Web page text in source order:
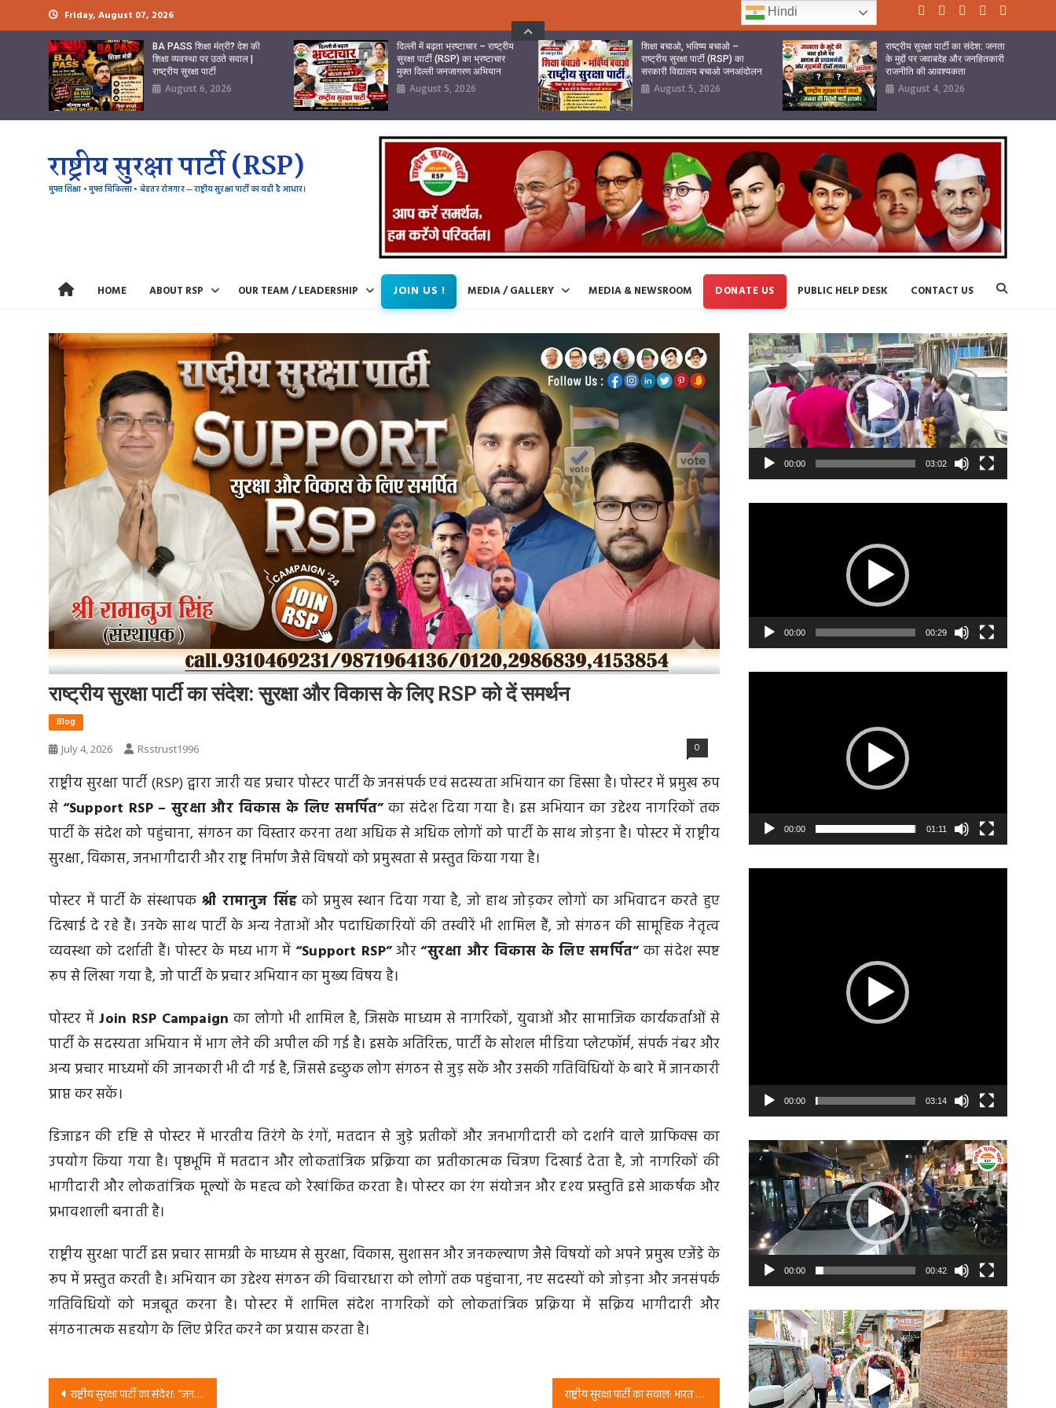
to
Friday, August 07, 2026
BA PASS शिक्षा मंत्री? देश की
शिक्षा व्यवस्था पर उठते सवाल |
राष्ट्रीय सुरक्षा पार्टी
August 6, 2026
दिल्ली में बढ़ता भ्रष्टाचार – राष्ट्रीय
सुरक्षा पार्टी (RSP) का भ्रष्टाचार
मुक्त दिल्ली जनजागरण अभियान
August 5, 2026
शिक्षा बचाओ, भविष्य बचाओ –
राष्ट्रीय सुरक्षा पार्टी (RSP) का
सरकारी विद्यालय बचाओ जनआंदोलन
August 5, 2026
राष्ट्रीय सुरक्षा पार्टी का संदेश: जनता
के मुद्दों पर जवाबदेह और जनहितकारी
राजनीति की आवश्यकता
August 4, 2026
राष्ट्रीय सुरक्षा पार्टी (RSP)
मुफ्त शिक्षा • मुफ्त चिकित्सा • बेहतर रोजगार — राष्ट्रीय सुरक्षा पार्टी का यही है आधार।
HOME ABOUT RSP OUR TEAM / LEADERSHIP JOIN US ! MEDIA / GALLERY MEDIA & NEWSROOM DONATE US PUBLIC HELP DESK CONTACT US
राष्ट्रीय सुरक्षा पार्टी का संदेश: सुरक्षा और विकास के लिए RSP को दें समर्थन
Blog
July 4, 2026
Rsstrust1996 0
राष्ट्रीय सुरक्षा पार्टी (RSP) द्वारा जारी यह प्रचार पोस्टर पार्टी के जनसंपर्क एवं सदस्यता अभियान का हिस्सा है। पोस्टर में प्रमुख रूप
से “Support RSP – सुरक्षा और विकास के लिए समर्पित”का संदेश दिया गया है। इस अभियान का उद्देश्य नागरिकों तक
पार्टी के संदेश को पहुंचाना, संगठन का विस्तार करना तथा अधिक से अधिक लोगों को पार्टी के साथ जोड़ना है। पोस्टर में राष्ट्रीय
सुरक्षा, विकास, जनभागीदारी और राष्ट्र निर्माण जैसे विषयों को प्रमुखता से प्रस्तुत किया गया है।
पोस्टर में पार्टी के संस्थापक श्री रामानुज सिंहको प्रमुख स्थान दिया गया है, जो हाथ जोड़कर लोगों का अभिवादन करते हुए
दिखाई दे रहे हैं। उनके साथ पार्टी के अन्य नेताओं और पदाधिकारियों की तस्वीरें भी शामिल हैं, जो संगठन की सामूहिक नेतृत्व
व्यवस्था को दर्शाती हैं। पोस्टर के मध्य भाग में“Support RSP”और“सुरक्षा और विकास के लिए समर्पित”का संदेश स्पष्ट
रूप से लिखा गया है, जो पार्टी के प्रचार अभियान का मुख्य विषय है।
पोस्टर मेंJoin RSP Campaign का लोगो भी शामिल है, जिसके माध्यम से नागरिकों, युवाओं और सामाजिक कार्यकर्ताओं से
पार्टी के सदस्यता अभियान में भाग लेने की अपील की गई है। इसके अतिरिक्त, पार्टी के सोशल मीडिया प्लेटफॉर्म, संपर्क नंबर और
अन्य प्रचार माध्यमों की जानकारी भी दी गई है, जिससे इच्छुक लोग संगठन से जुड़ सकें और उसकी गतिविधियों के बारे में जानकारी
प्राप्त कर सकें।
डिजाइन की दृष्टि से पोस्टर में भारतीय तिरंगे के रंगों, मतदान से जुड़े प्रतीकों और जनभागीदारी को दर्शाने वाले ग्राफिक्स का
उपयोग किया गया है। पृष्ठभूमि में मतदान और लोकतांत्रिक प्रक्रिया का प्रतीकात्मक चित्रण दिखाई देता है, जो नागरिकों की
भागीदारी और लोकतांत्रिक मूल्यों के महत्व को रेखांकित करता है। पोस्टर का रंग संयोजन और दृश्य प्रस्तुति इसे आकर्षक और
प्रभावशाली बनाती है।
राष्ट्रीय सुरक्षा पार्टी इस प्रचार सामग्री के माध्यम से सुरक्षा, विकास, सुशासन और जनकल्याण जैसे विषयों को अपने प्रमुख एजेंडे के
रूप में प्रस्तुत करती है। अभियान का उद्देश्य संगठन की विचारधारा को लोगों तक पहुंचाना, नए सदस्यों को जोड़ना और जनसंपर्क
गतिविधियों को मजबूत करना है। पोस्टर में शामिल संदेश नागरिकों को लोकतांत्रिक प्रक्रिया में सक्रिय भागीदारी और
संगठनात्मक सहयोग के लिए प्रेरित करने का प्रयास करता है।
Post
राष्ट्रीय सुरक्षा पार्टी का संदेश: “जनता बोले, अबकी बार विकास वाली हो सरकार” राष्ट्रीय सुरक्षा पार्टी का सवाल: भारत में महिलाएं क्यों नहीं हैं सुरक्षित? मिशन 2027 अभियान
Video
Player
00:00 03:02
00:00 00:29
00:00 01:11
00:00 03:14
Video
Player
00:00 00:42
Video
Player
Hindi